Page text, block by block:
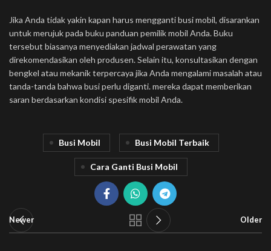
Jika Anda tidak yakin kapan harus mengganti busi mobil, disarankan
untuk merujuk pada buku panduan pemilik mobil Anda. Buku
tersebut biasanya menyediakan jadwal perawatan yang
direkomendasikan oleh produsen. Selain itu, konsultasikan dengan
bengkel atau mekanik terpercaya jika Anda mengalami masalah atau
tanda-tanda bahwa busi perlu diganti. mereka dapat memberikan
saran berdasarkan kondisi spesifik mobil Anda.
Busi Mobil Busi Mobil Terbaik
Cara Ganti Busi Mobil
Newer Older